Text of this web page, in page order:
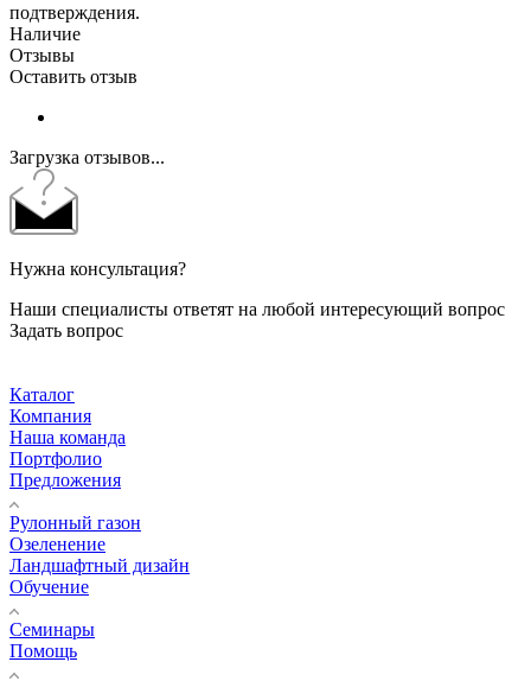
подтверждения.
Наличие
Отзывы
Оставить отзыв
Загрузка отзывов...
Нужна консультация?
Наши специалисты ответят на любой интересующий вопрос
Задать вопрос
Каталог
Компания
Наша команда
Портфолио
Предложения
Рулонный газон
Озеленение
Ландшафтный дизайн
Обучение
Семинары
Помощь